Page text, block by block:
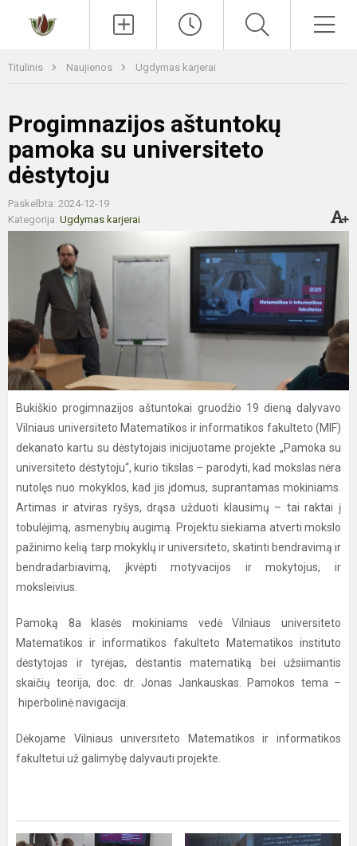
Titulinis Naujienos Ugdymas karjerai
Progimnazijos aštuntokų
pamoka su universiteto
dėstytoju
Paskelbta: 2024-12-19
Kategorija: Ugdymas karjerai
Bukiškio progimnazijos aštuntokai gruodžio 19 dieną dalyvavo
Vilniaus universiteto Matematikos ir informatikos fakulteto (MIF)
dekanato kartu su dėstytojais inicijuotame projekte „Pamoka su
universiteto dėstytoju“, kurio tikslas – parodyti, kad mokslas nėra
nutolęs nuo mokyklos, kad jis įdomus, suprantamas mokiniams.
Artimas ir atviras ryšys, drąsa užduoti klausimų – tai raktai į
tobulėjimą, asmenybių augimą. Projektu siekiama atverti mokslo
pažinimo kelią tarp mokyklų ir universiteto, skatinti bendravimą ir
bendradarbiavimą, įkvėpti motyvacijos ir mokytojus, ir
moksleivius.
Pamoką 8a klasės mokiniams vedė Vilniaus universiteto
Matematikos ir informatikos fakulteto Matematikos instituto
dėstytojas ir tyrėjas, dėstantis matematiką bei užsiimantis
skaičių teorija, doc. dr. Jonas Jankauskas. Pamokos tema –
hiperbolinė navigacija.
Dėkojame Vilniaus universiteto Matematikos ir informatikos
fakultetui už galimybę dalyvauti projekte.